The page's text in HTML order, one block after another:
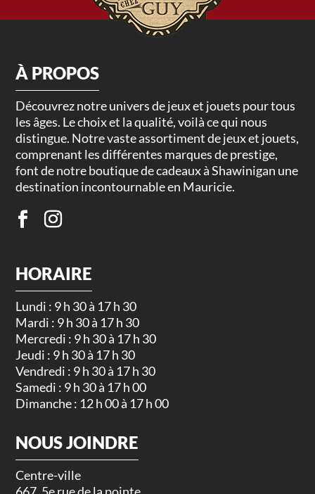
À PROPOS
Découvrez notre univers de jeux et jouets pour tous
les âges. Le choix et la qualité, voilà ce qui nous
distingue. Notre vaste assortiment de jeux et jouets,
comprenant les différentes marques de prestige,
font de notre boutique de cadeaux à Shawinigan une
destination incontournable en Mauricie.
HORAIRE
Lundi : 9 h 30 à 17 h 30
Mardi : 9 h 30 à 17 h 30
Mercredi : 9 h 30 à 17 h 30
Jeudi : 9 h 30 à 17 h 30
Vendredi : 9 h 30 à 17 h 30
Samedi : 9 h 30 à 17 h 00
Dimanche : 12 h 00 à 17 h 00
NOUS JOINDRE
Centre-ville
667, 5e rue de la pointe